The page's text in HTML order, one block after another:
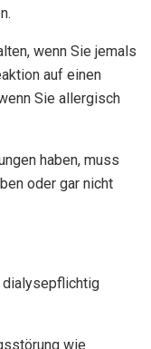
wenn Sie jemals
auf einen
Sie allergisch
haben, muss
oder gar nicht
dialysepflichtig
wie